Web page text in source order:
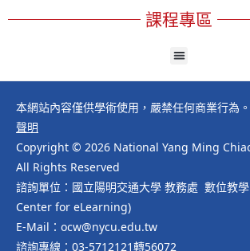
課程專區
本網站內容僅供學術使用，嚴禁任何商業行為。
聲明
Copyright © 2026 National Yang Ming
All Rights Reserved
諮詢單位：國立陽明交通大學 教務處 數位教
Center for eLearning)
E-Mail：ocw@nycu.edu.tw
諮詢專線：03-5712121轉56072